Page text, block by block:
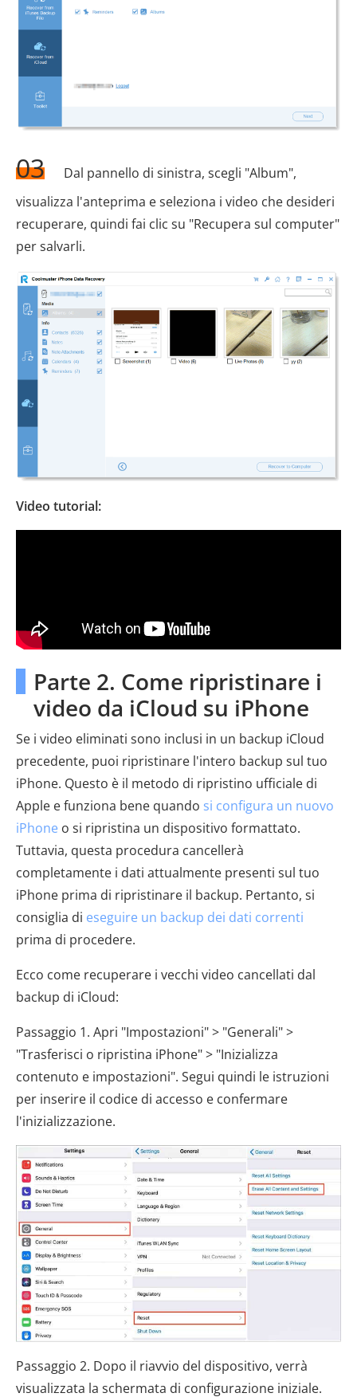
03
Dal pannello di sinistra, scegli "Album",
visualizza l'anteprima e seleziona i video che desideri
recuperare, quindi fai clic su "Recupera sul computer"
per salvarli.
Video tutorial:
Parte 2. Come ripristinare i
video da iCloud su iPhone
Se i video eliminati sono inclusi in un backup iCloud
precedente, puoi ripristinare l'intero backup sul tuo
iPhone. Questo è il metodo di ripristino ufficiale di
Apple e funziona bene quando si configura un nuovo
iPhone o si ripristina un dispositivo formattato.
Tuttavia, questa procedura cancellerà
completamente i dati attualmente presenti sul tuo
iPhone prima di ripristinare il backup. Pertanto, si
consiglia di eseguire un backup dei dati correnti
prima di procedere.
Ecco come recuperare i vecchi video cancellati dal
backup di iCloud:
Passaggio 1. Apri "Impostazioni" > "Generali" >
"Trasferisci o ripristina iPhone" > "Inizializza
contenuto e impostazioni". Segui quindi le istruzioni
per inserire il codice di accesso e confermare
l'inizializzazione.
Passaggio 2. Dopo il riavvio del dispositivo, verrà
visualizzata la schermata di configurazione iniziale.